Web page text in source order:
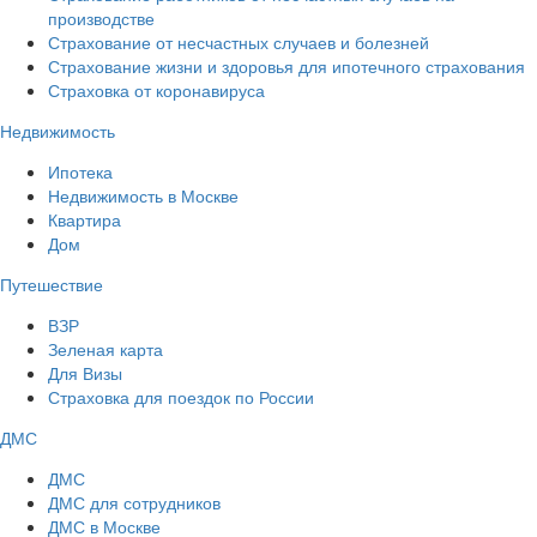
производстве
Страхование от несчастных случаев и болезней
Страхование жизни и здоровья для ипотечного страхования
Страховка от коронавируса
Недвижимость
Ипотека
Недвижимость в Москве
Квартира
Дом
Путешествие
ВЗР
Зеленая карта
Для Визы
Страховка для поездок по России
ДМС
ДМС
ДМС для сотрудников
ДМС в Москве